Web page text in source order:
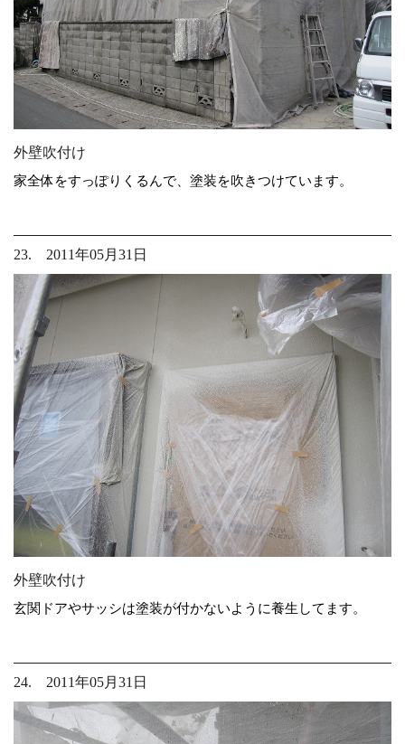
外壁吹付け
家全体をすっぽりくるんで、塗装を吹きつけています。
23. 2011年05月31日
外壁吹付け
玄関ドアやサッシは塗装が付かないように養生してます。
24. 2011年05月31日